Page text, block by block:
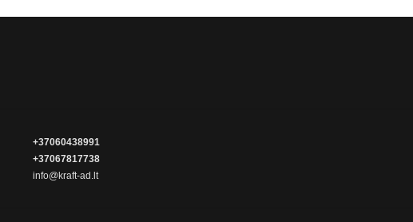
+37060438991
+37067817738
info@kraft-ad.lt